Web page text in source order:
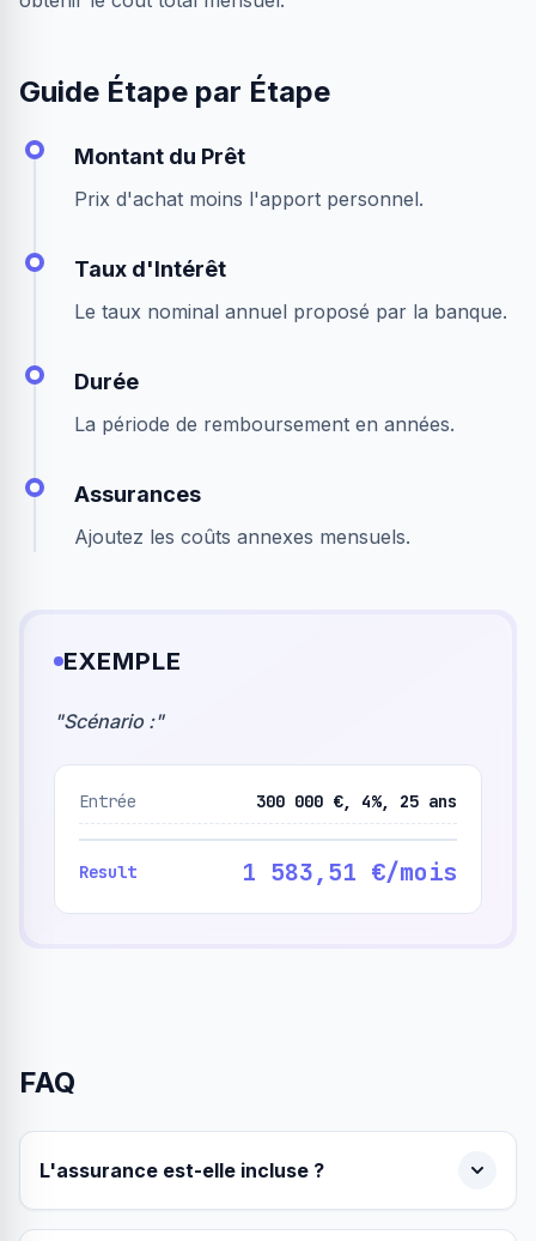
Guide Étape par Étape
Montant du Prêt
Prix d'achat moins l'apport personnel.
Taux d'Intérêt
Le taux nominal annuel proposé par la banque.
Durée
La période de remboursement en années.
Assurances
Ajoutez les coûts annexes mensuels.
EXEMPLE
"Scénario :"
Entrée 300 000 €, 4%, 25 ans
Result 1 583,51 €/mois
FAQ
L'assurance est-elle incluse ?